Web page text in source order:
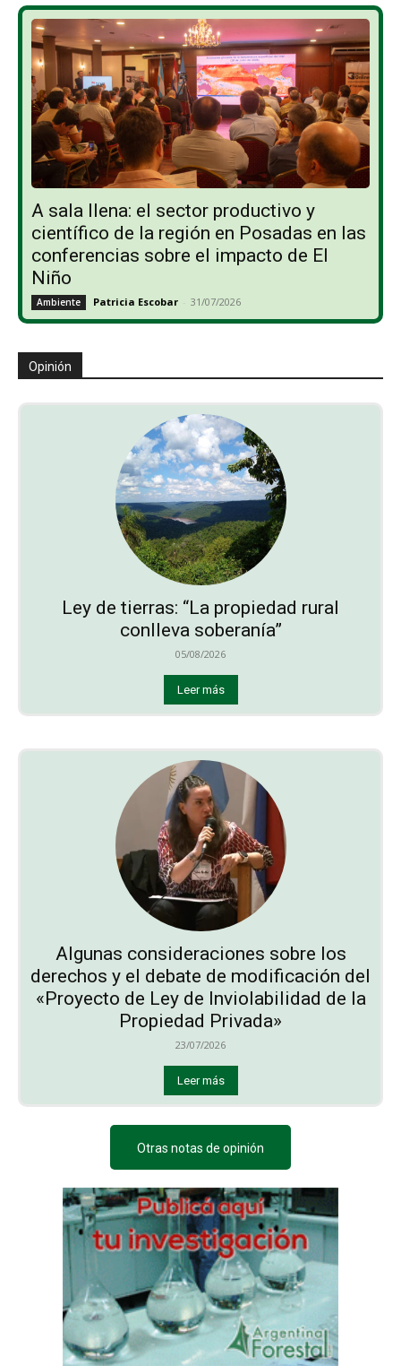
A sala llena: el sector productivo y
científico de la región en Posadas en las
conferencias sobre el impacto de El
Niño
Ambiente Patricia Escobar - 31/07/2026
Opinión
Ley de tierras: “La propiedad rural
conlleva soberanía”
05/08/2026
Leer más
Algunas consideraciones sobre los
derechos y el debate de modificación del
«Proyecto de Ley de Inviolabilidad de la
Propiedad Privada»
23/07/2026
Leer más
Otras notas de opinión